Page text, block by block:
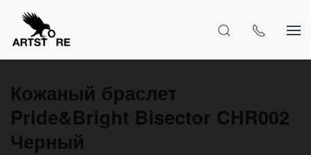
Кожаный браслет
Pride&Bright Bisector CHR002
Черный